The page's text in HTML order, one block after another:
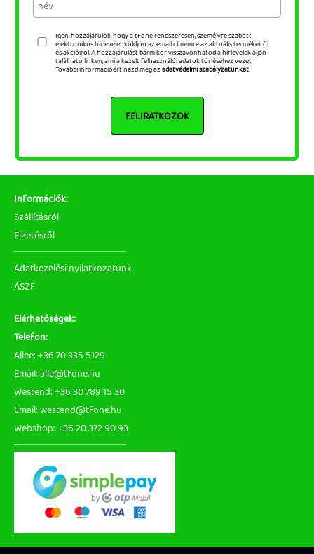
Igen, hozzájárulok, hogy a tFone rendszeresen, személyre szabott
elektronikus hírlevelet küldjön az email címemre az aktuális termékeiről
és akcióiról. A hozzájárulást bármikor visszavonhatod a hírlevelek alján
található linken, ami a kezelt felhasználói adatok törléséhez vezet.
További információért nézd meg azadatvédelmi szabályzatunkat.
FELIRATKOZOK
Információk:
Szállításról
Fizetésről
Adatkezelési nyilatkozatunk
ÁSZF
Elérhetőségek:
Telefon:
Allee: +36 70 335 5129
Email: alle@tfone.hu
Westend: +36 30 789 15 30
Email: westend@tfone.hu
Webshop: +36 20 372 90 93